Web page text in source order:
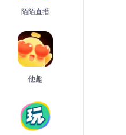
陌陌直播
他趣